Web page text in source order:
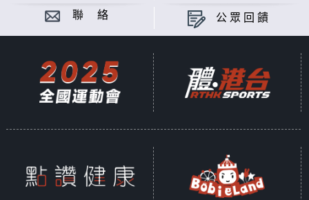
Opinions聯 絡 公眾回饋